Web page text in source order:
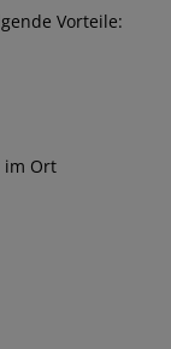
Vorteile:
im Ort